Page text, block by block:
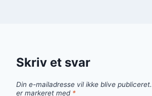
Skriv et svar
Din e-mailadresse vil ikke blive publiceret.
er markeret med *